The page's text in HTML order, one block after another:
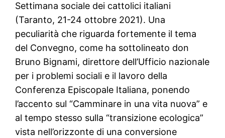
Settimana sociale dei cattolici italiani
(Taranto, 21-24 ottobre 2021). Una
peculiarità che riguarda fortemente il tema
del Convegno, come ha sottolineato don
Bruno Bignami, direttore dell’Ufficio nazionale
per i problemi sociali e il lavoro della
Conferenza Episcopale Italiana, ponendo
l’accento sul “Camminare in una vita nuova” e
al tempo stesso sulla “transizione ecologica”
vista nell’orizzonte di una conversione